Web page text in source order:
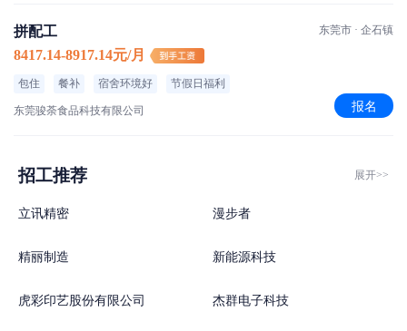
拼配工
8417.14-8917.14元/月
包住 餐补 宿舍环境好 节假日福利
东莞骏荼食品科技有限公司
东莞市 · 企石镇
报名
招工推荐 展开>>
立讯精密 漫步者
精丽制造 新能源科技
虎彩印艺股份有限公司 杰群电子科技